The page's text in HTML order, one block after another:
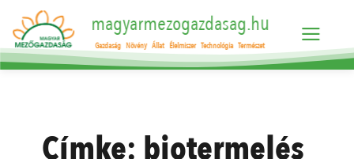
magyarmezogazdasag.hu
Gazdaság Növény Állat Élelmiszer Technológia Természet
Címke: biotermelés